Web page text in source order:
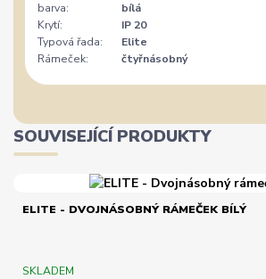
barva:
bílá
Krytí:
IP 20
Typová řada:
Elite
Rámeček:
čtyřnásobný
SOUVISEJÍCÍ PRODUKTY
ELITE - DVOJNÁSOBNÝ RÁMEČEK BÍLÝ
SKLADEM